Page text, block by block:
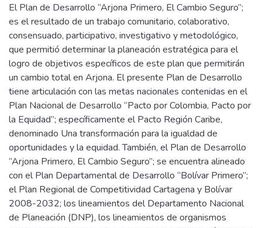
El Plan de Desarrollo “Arjona Primero, El Cambio Seguro”;
es el resultado de un trabajo comunitario, colaborativo,
consensuado, participativo, investigativo y metodológico,
que permitió determinar la planeación estratégica para el
logro de objetivos específicos de este plan que permitirán
un cambio total en Arjona. El presente Plan de Desarrollo
tiene articulación con las metas nacionales contenidas en el
Plan Nacional de Desarrollo “Pacto por Colombia, Pacto por
la Equidad”; específicamente el Pacto Región Caribe,
denominado Una transformación para la igualdad de
oportunidades y la equidad. También, el Plan de Desarrollo
“Arjona Primero, El Cambio Seguro”; se encuentra alineado
con el Plan Departamental de Desarrollo “Bolívar Primero”;
el Plan Regional de Competitividad Cartagena y Bolívar
2008-2032; los lineamientos del Departamento Nacional
de Planeación (DNP), los lineamientos de organismos